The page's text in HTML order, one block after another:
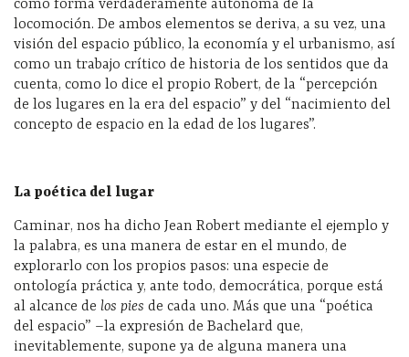
como forma verdaderamente autónoma de la
locomoción. De ambos elementos se deriva, a su vez, una
visión del espacio público, la economía y el urbanismo, así
como un trabajo crítico de historia de los sentidos que da
cuenta, como lo dice el propio Robert, de la “percepción
de los lugares en la era del espacio” y del “nacimiento del
concepto de espacio en la edad de los lugares”.
La poética del lugar
Caminar, nos ha dicho Jean Robert mediante el ejemplo y
la palabra, es una manera de estar en el mundo, de
explorarlo con los propios pasos: una especie de
ontología práctica y, ante todo, democrática, porque está
al alcance de los pies de cada uno. Más que una “poética
del espacio” –la expresión de Bachelard que,
inevitablemente, supone ya de alguna manera una